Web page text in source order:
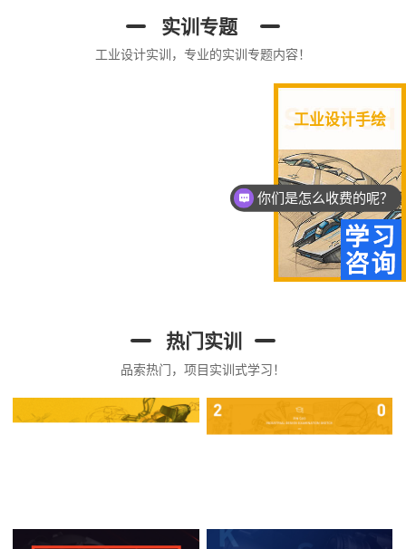
实训专题
工业设计实训，专业的实训专题内容！
工业设计手绘
热门实训
品索热门，项目实训式学习！
你们是怎么收费的呢？